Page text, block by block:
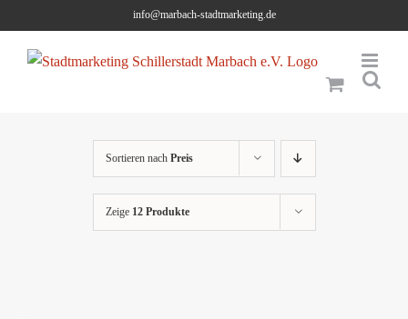
content
info@marbach-stadtmarketing.de
Sortieren nach Preis
Zeige 12 Produkte